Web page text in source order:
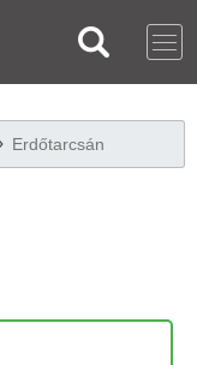
Erdőtarcsán